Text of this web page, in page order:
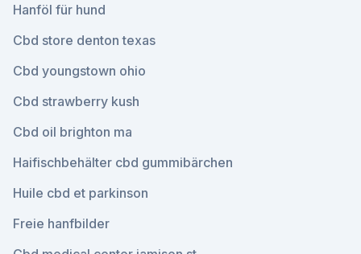
Hanföl für hund
Cbd store denton texas
Cbd youngstown ohio
Cbd strawberry kush
Cbd oil brighton ma
Haifischbehälter cbd gummibärchen
Huile cbd et parkinson
Freie hanfbilder